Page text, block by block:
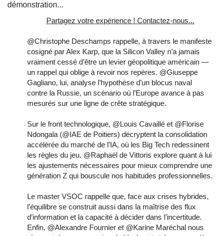
démonstration...
Partagez votre expérience ! Contactez-nous...
@Christophe Deschamps rappelle, à travers le manifeste
cosigné par Alex Karp, que la Silicon Valley n’a jamais
vraiment cessé d’être un levier géopolitique américain —
un rappel qui oblige à revoir nos repères. @Giuseppe
Gagliano, lui, analyse l’hypothèse d’un blocus naval
contre la Russie, un scénario où l’Europe avance à pas
mesurés sur une ligne de crête stratégique.
Sur le front technologique, @Louis Cavaillé et @Florise
Ndongala (@IAE de Poitiers) décryptent la consolidation
accélérée du marché de l’IA, où les Big Tech redessinent
les règles du jeu. @Raphaël de Vittoris explore quant à lui
les ajustements nécessaires pour mieux comprendre une
génération Z qui bouscule nos habitudes professionnelles.
Le master VSOC rappelle que, face aux crises hybrides,
l’équilibre se construit aussi dans la maîtrise des flux
d’information et la capacité à décider dans l’incertitude.
Enfin, @Alexandre Fournier et @Karine Maréchal nous